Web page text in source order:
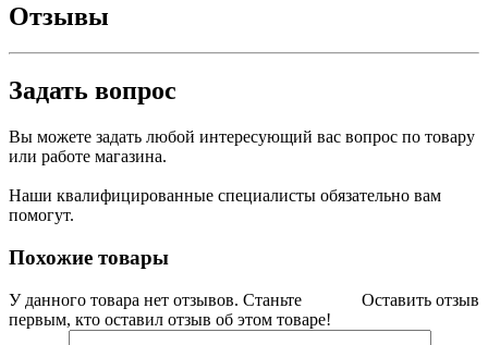
Отзывы
Задать вопрос
Вы можете задать любой интересующий вас вопрос по товару
или работе магазина.
Наши квалифицированные специалисты обязательно вам
помогут.
Похожие товары
Оставить отзыв
У данного товара нет отзывов. Станьте
первым, кто оставил отзыв об этом товаре!